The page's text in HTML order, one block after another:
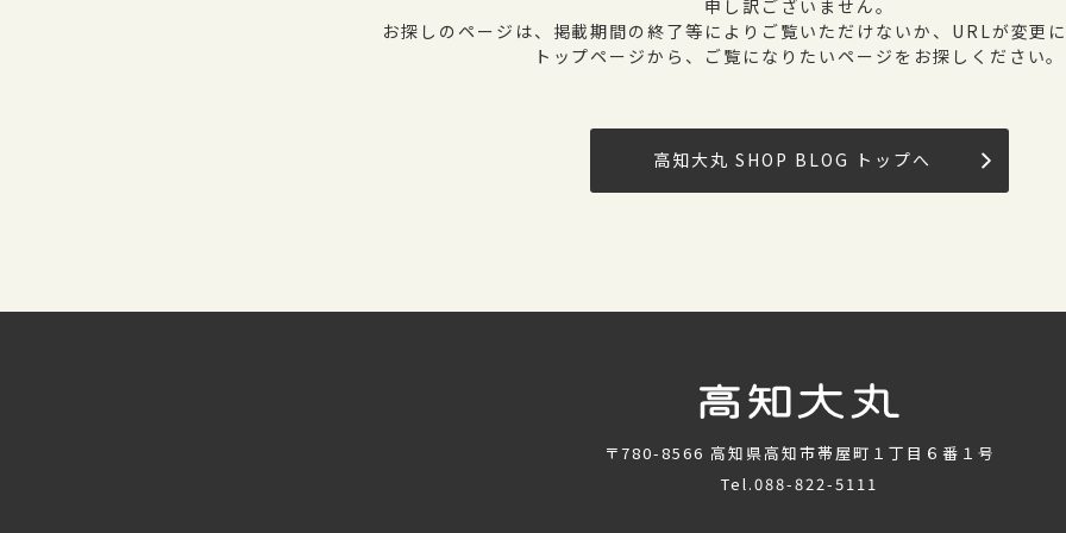
申し訳ございません。
お探しのページは、掲載期間の終了等によりご覧いただけないか、URLが変更に
トップページから、ご覧になりたいページをお探しください。
高知大丸 SHOP BLOG トップへ
〒780-8566 高知県高知市帯屋町１丁目６番１号
Tel.088-822-5111